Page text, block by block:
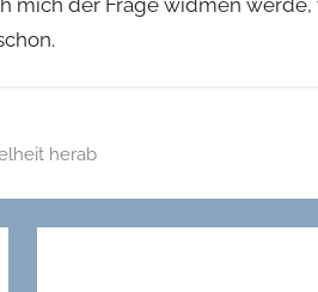
mich der Frage widmen
herab